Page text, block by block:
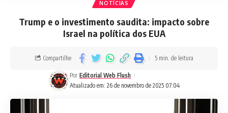
NOTÍCIAS
Trump e o investimento saudita: impacto sobre
Israel na política dos EUA
Atualizado em: 26 de novembro de 2025 07:04
Por Editorial Web Flush
Compartilhe 5 min. de leitura